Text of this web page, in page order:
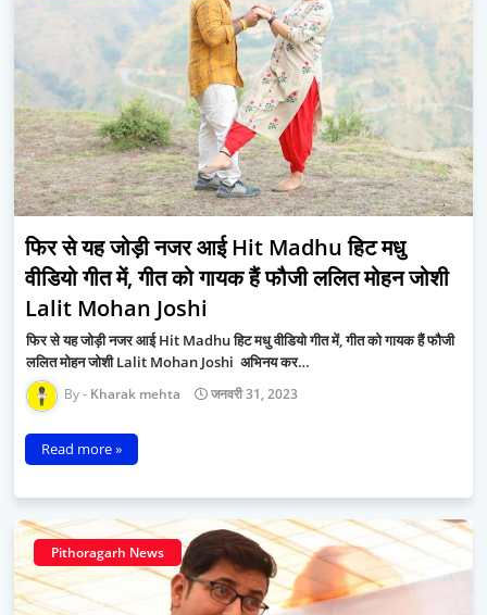
फिर से यह जोड़ी नजर आई Hit Madhu हिट मधु
वीडियो गीत में, गीत को गायक हैं फौजी ललित मोहन जोशी
Lalit Mohan Joshi
फिर से यह जोड़ी नजर आई Hit Madhu हिट मधु वीडियो गीत में, गीत को गायक हैं फौजी
ललित मोहन जोशी Lalit Mohan Joshi अभिनय कर…
Kharak mehta जनवरी 31, 2023
Read more »
Pithoragarh News